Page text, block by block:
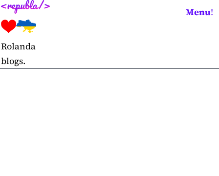
Skip
to
content
Rolanda
blogs.
Menu!